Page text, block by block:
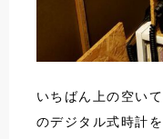
いちばん上の空い
のデジタル式時計